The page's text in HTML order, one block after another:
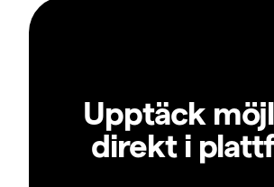
Upptäck
direkt i